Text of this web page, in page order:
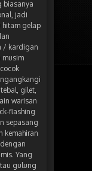
biasanya
jadi
hitam gelap
/ kardigan
musim
gilet,
warisan
flashing
sepasang
kemahiran
Yang
gulung